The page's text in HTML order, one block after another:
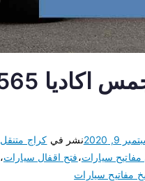
9, 2020 نشر في كراج متنقل
سيارات،فتح اقفال سيارات،
مفاتيح سيارات